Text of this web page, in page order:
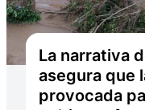
La narrativa
asegura que
provocada